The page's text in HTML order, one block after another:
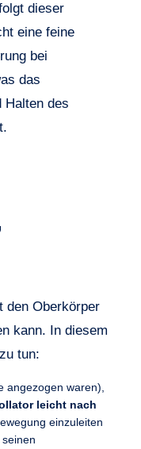
dieser
eine feine
bei
das
Halten des
den Oberkörper
kann. In diesem
tun:
angezogen waren),
leicht nach
einzuleiten